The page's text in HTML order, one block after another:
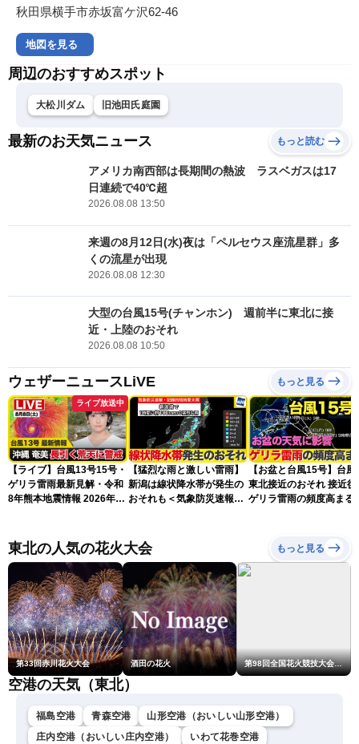
秋田県横手市赤坂富ケ沢62-46
地図を見る
周辺のおすすめスポット
大松川ダム 旧池田氏庭園
最新のお天気ニュース もっと読む
アメリカ南西部は長期間の熱波 ラスベガスは17
日連続で40℃超
2026.08.08 13:50
来週の8月12日(水)夜は「ペルセウス座流星群」多
くの流星が出現
2026.08.08 12:30
大型の台風15号(チャンホン) 週前半に東北に接
近・上陸のおそれ
2026.08.08 10:50
ウェザーニュースLiVE もっと見る
ライブ放送中
【ライブ】台風13号15号・
ゲリラ雷雨最新見解・令和
8年熊本地震情報 2026年8
愛梨／芳野達郎〉最新天気
ニュース・地震情報
【猛烈な雨と激しい雷雨】
新潟は線状降水帯が発生の
おそれも＜気象防災速報・
【お盆と台風15号】台風
東北接近のおそれ 接近後
ゲリラ雷雨の頻度高まる
東北の人気の花火大会 もっと見る
第33回赤川花火大会 酒田の花火 第98回全国花火競技大会「大曲の花火」
空港の天気（東北）
福島空港 青森空港
山形空港（おいしい山形空港）
庄内空港（おいしい庄内空港）
いわて花巻空港